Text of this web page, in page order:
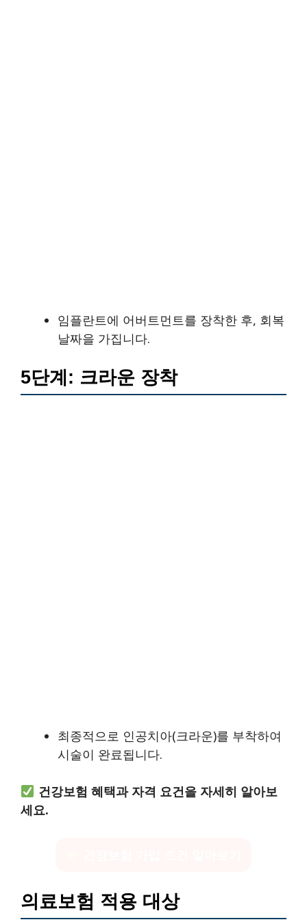
임플란트에 어버트먼트를 장착한 후, 회복
날짜을 가집니다.
5단계: 크라운 장착
최종적으로 인공치아(크라운)를 부착하여
시술이 완료됩니다.
건강보험 혜택과 자격 요건을 자세히 알아보
세요.
의료보험 적용 대상